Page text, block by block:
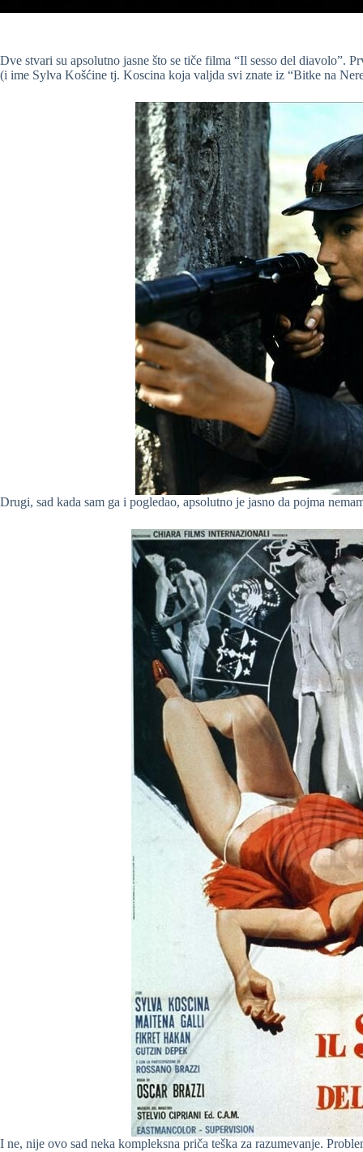
Dve stvari su apsolutno jasne što se tiče filma “Il sesso del diavolo”.
(i ime Sylva Košćine tj. Koscina koja valjda svi znate iz “Bitke na
Drugi, sad kada sam ga i pogledao, apsolutno je jasno da pojma
I ne, nije ovo sad neka kompleksna priča teška za razumevanje.